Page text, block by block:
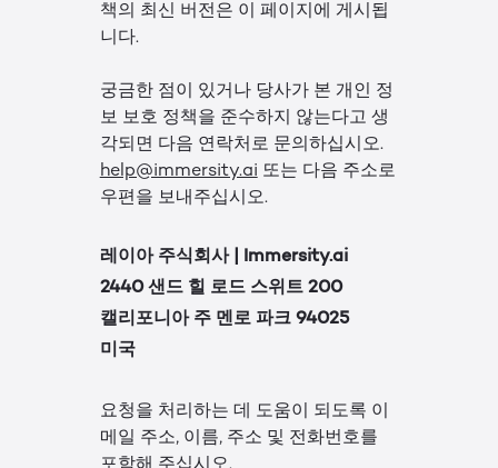
책의 최신 버전은 이 페이지에 게시됩
니다.
궁금한 점이 있거나 당사가 본 개인 정
보 보호 정책을 준수하지 않는다고 생
각되면 다음 연락처로 문의하십시오.
help@immersity.ai 또는 다음 주소로
우편을 보내주십시오.
레이아 주식회사 | Immersity.ai
2440 샌드 힐 로드 스위트 200
캘리포니아 주 멘로 파크 94025
미국
요청을 처리하는 데 도움이 되도록 이
메일 주소, 이름, 주소 및 전화번호를